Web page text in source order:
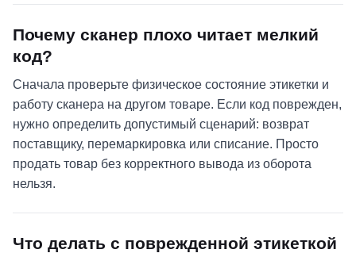
Почему сканер плохо читает мелкий
код?
Сначала проверьте физическое состояние этикетки и
работу сканера на другом товаре. Если код поврежден,
нужно определить допустимый сценарий: возврат
поставщику, перемаркировка или списание. Просто
продать товар без корректного вывода из оборота
нельзя.
Что делать с поврежденной этикеткой